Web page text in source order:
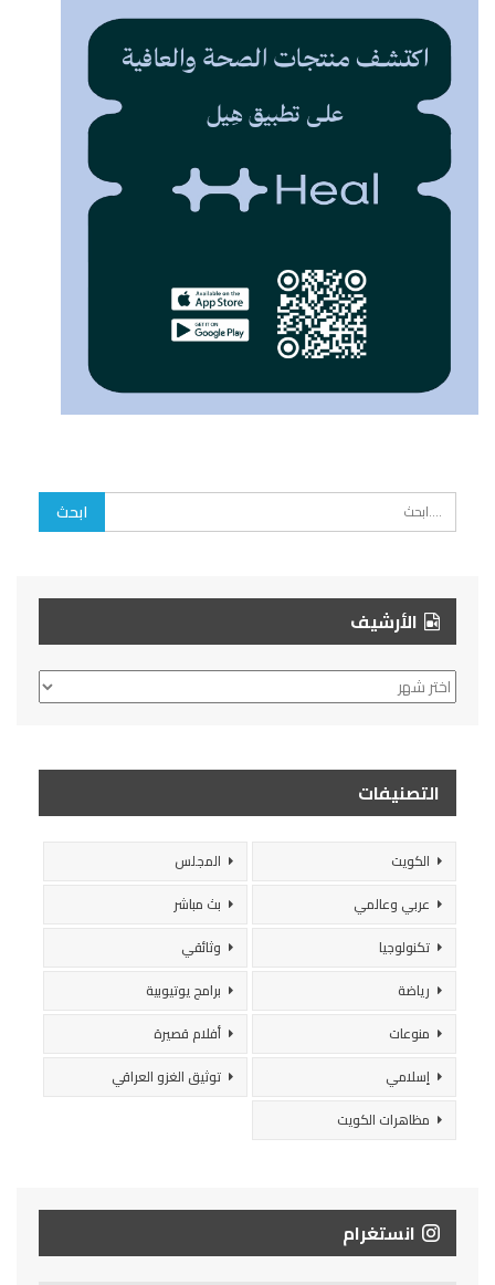
الأرشيف
الأرشيف
التصنيفات
الكويت
المجلس
عربي وعالمي
بث مباشر
تكنولوجيا
وثائقي
رياضة
برامج يوتيوبية
منوعات
أفلام قصيرة
إسلامي
توثيق الغزو العراقي
مظاهرات الكويت
انستغرام